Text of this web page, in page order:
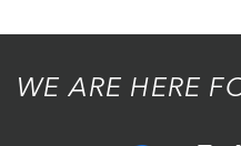
WE ARE HERE